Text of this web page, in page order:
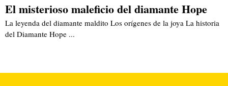
El misterioso maleficio del diamante Hope
La leyenda del diamante maldito Los orígenes de la joya La historia
del Diamante Hope ...